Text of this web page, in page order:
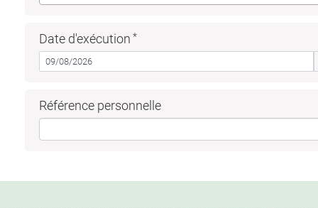
Date d'exécution
Référence personnelle